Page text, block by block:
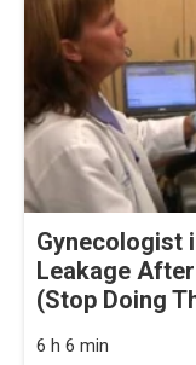
Gynecologist
Leakage
(Stop Doing
6 h 6 min